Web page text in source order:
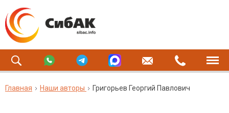
Главная Наши авторы Григорьев Георгий Павлович